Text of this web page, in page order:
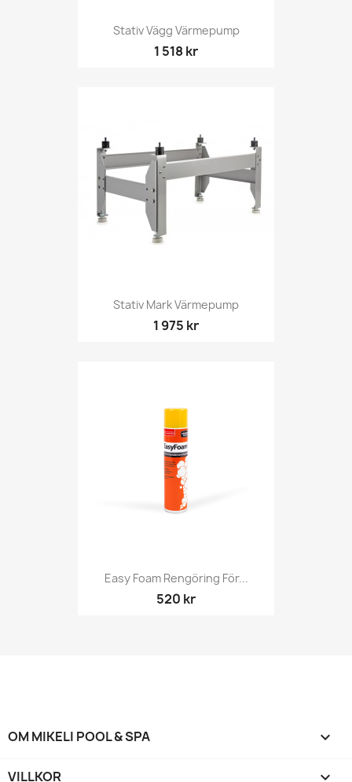
Stativ Vägg Värmepump
1 518 kr
Stativ Mark Värmepump
1 975 kr
Easy Foam Rengöring För...
520 kr
OM MIKELI POOL & SPA 
VILLKOR 